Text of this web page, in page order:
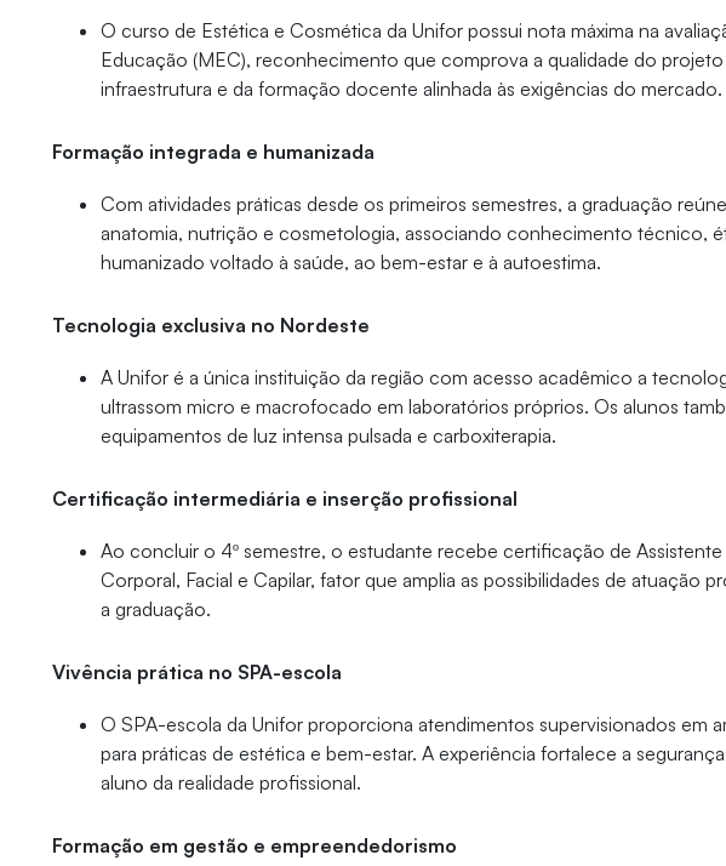
O curso de Estética e Cosmética da Unifor possui nota máxima na
Educação (MEC), reconhecimento que comprova a qualidade do
infraestrutura e da formação docente alinhada às exigências do mercado.
Formação integrada e humanizada
Com atividades práticas desde os primeiros semestres, a graduação
anatomia, nutrição e cosmetologia, associando conhecimento técnico,
humanizado voltado à saúde, ao bem-estar e à autoestima.
Tecnologia exclusiva no Nordeste
A Unifor é a única instituição da região com acesso acadêmico a
ultrassom micro e macrofocado em laboratórios próprios. Os alunos
equipamentos de luz intensa pulsada e carboxiterapia.
Certificação intermediária e inserção profissional
Ao concluir o 4º semestre, o estudante recebe certificação de
Corporal, Facial e Capilar, fator que amplia as possibilidades de atuação
a graduação.
Vivência prática no SPA-escola
O SPA-escola da Unifor proporciona atendimentos supervisionados em
para práticas de estética e bem-estar. A experiência fortalece a
aluno da realidade profissional.
Formação em gestão e empreendedorismo